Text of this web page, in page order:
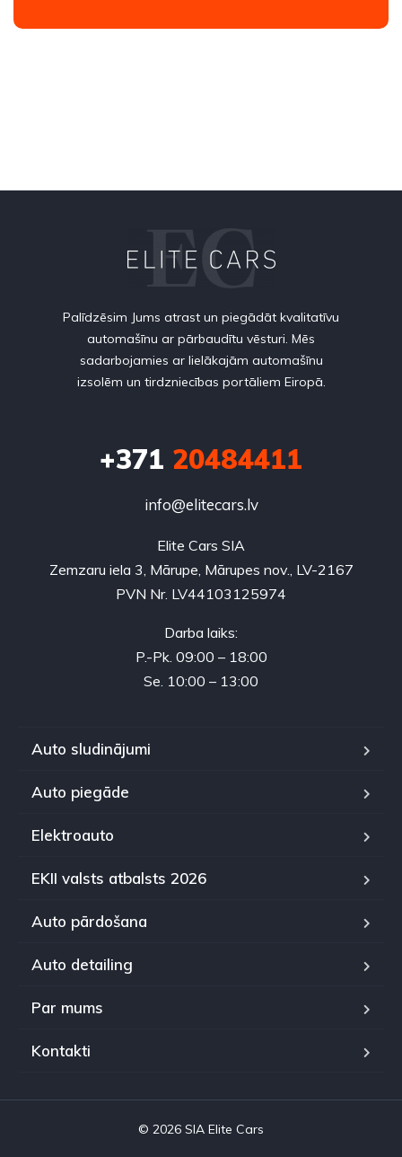
Palīdzēsim Jums atrast un piegādāt kvalitatīvu
automašīnu ar pārbaudītu vēsturi. Mēs
sadarbojamies ar lielākajām automašīnu
izsolēm un tirdzniecības portāliem Eiropā.
+371 20484411
info@elitecars.lv
Elite Cars SIA
Zemzaru iela 3, Mārupe, Mārupes nov., LV-2167
PVN Nr. LV44103125974
Darba laiks:
P.-Pk. 09:00 – 18:00
Se. 10:00 – 13:00
Auto sludinājumi
Auto piegāde
Elektroauto
EKII valsts atbalsts 2026
Auto pārdošana
Auto detailing
Par mums
Kontakti
© 2026 SIA Elite Cars